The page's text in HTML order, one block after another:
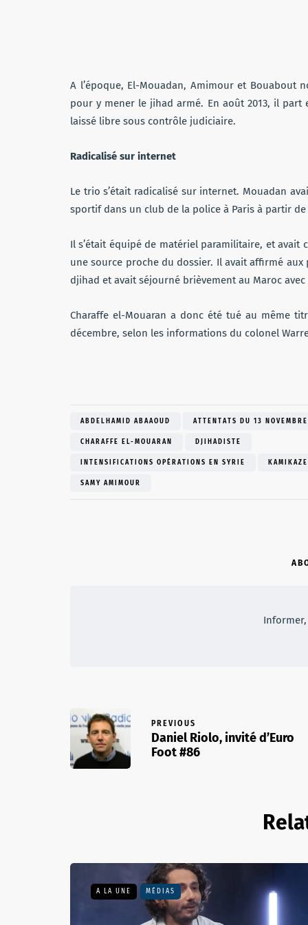
A l’époque, El-Mouadan, Amimour et Bouabout
pour y mener le jihad armé. En août 2013, il part
laissé libre sous contrôle judiciaire.
Radicalisé sur internet
Le trio s’était radicalisé sur internet. Mouadan
sportif dans un club de la police à Paris à partir de
Il s’était équipé de matériel paramilitaire, et
une source proche du dossier. Il avait affirmé
djihad et avait séjourné brièvement au Maroc
Charaffe el-Mouaran a donc été tué au même
décembre, selon les informations du colonel
ABDELHAMID ABAAOUD ATTENTATS DU 13 NOVEMBRE
CHARAFFE EL-MOUARAN DJIHADISTE
INTENSIFICATIONS OPÉRATIONS EN SYRIE
SAMY AMIMOUR
PREVIOUS
Daniel Riolo, invité d’Euro
Foot #86
A LA UNE MÉDIAS